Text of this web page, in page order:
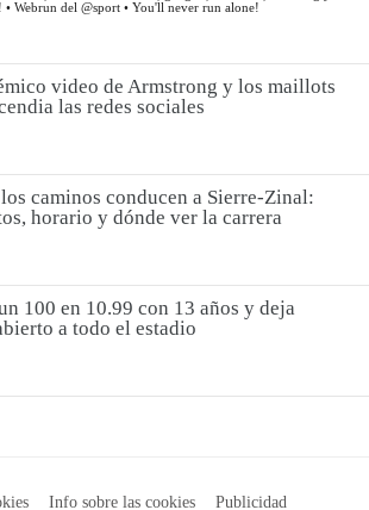
video de Armstrong y los maillots
las redes sociales
caminos conducen a Sierre-Zinal:
horario y dónde ver la carrera
100 en 10.99 con 13 años y deja
a todo el estadio
Info sobre las cookies Publicidad